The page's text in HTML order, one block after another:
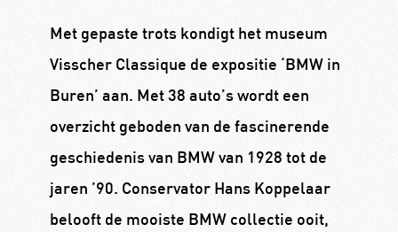
Met gepaste trots kondigt het museum
Visscher Classique de expositie ‘BMW in
Buren’ aan. Met 38 auto’s wordt een
overzicht geboden van de fascinerende
geschiedenis van BMW van 1928 tot de
jaren ’90. Conservator Hans Koppelaar
belooft de mooiste BMW collectie ooit,